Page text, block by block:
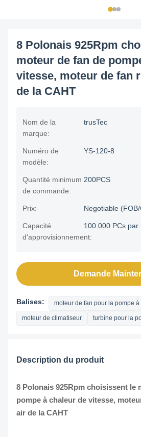
8 Polonais 925Rpm
moteur de fan de
vitesse, moteur de fan
de la CAHT
Nom de la
marque:
trusTec
Numéro de
modèle:
YS-120-8
Quantité minimum
de commande:
200PCS
Prix: Negotiable
Capacité
d'approvisionnement:
100.000 PCs par
Demande
Balises: moteur de fan pour la pompe
moteur de climatiseur turbine pour la
Description du produit
8 Polonais 925Rpm choisissent le
pompe à chaleur de vitesse,
air de la CAHT